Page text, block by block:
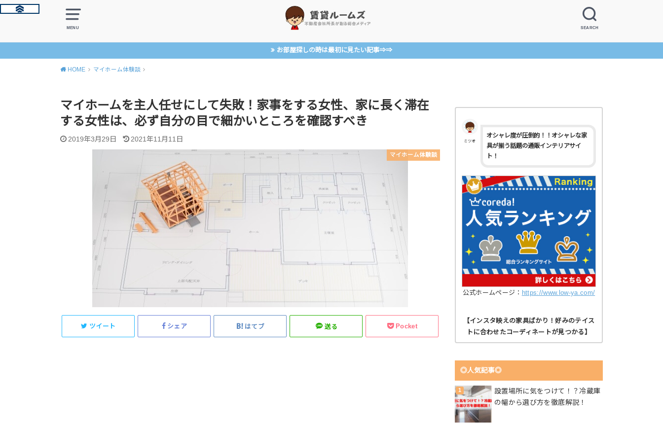
MENU SEARCH
お部屋探しの時は最初に見たい記事⇒⇒
HOME マイホーム体験談
マイホームを主人任せにして失敗！家事をする女性、家に長く滞在
する女性は、必ず自分の目で細かいところを確認すべき
2019年3月29日 2021年11月11日
マイホーム体験談
ツイート シェア はてブ 送る Pocket
ミツオ
オシャレ度が圧倒的！！オシャレな家
具が揃う話題の通販インテリアサイ
ト！
公式ホームページ： https://www.low-ya.com/
【インスタ映えの家具ばかり！好みのテイス
トに合わせたコーディネートが見つかる】
◎人気記事◎
設置場所に気をつけて！？冷蔵庫
の幅から選び方を徹底解説！